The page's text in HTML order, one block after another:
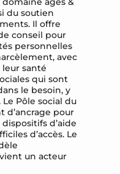
du soutien
Il offre
conseil pour
personnelles
avec
santé
qui sont
le besoin, y
Pôle social du
d’ancrage pour
d’aide
d’accès. Le
un acteur